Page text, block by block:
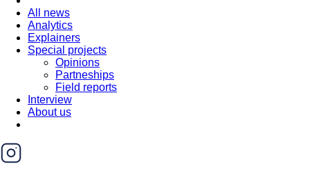
All news
Analytics
Explainers
Special projects
Opinions
Partneships
Field reports
Interview
About us